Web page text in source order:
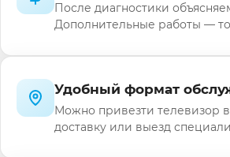
После диагностики
Дополнительные работы —
Удобный формат
Можно привезти телевизор
доставку или выезд